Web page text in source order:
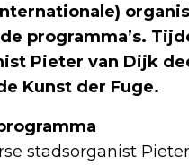
programma’s.
Pieter van Dijk
Kunst der Fuge.
stadsorganist